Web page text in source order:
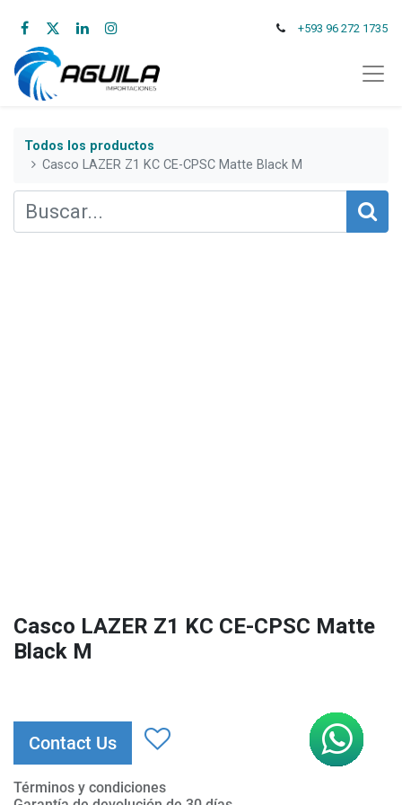
+593 96 272 1735
Todos los productos
Casco LAZER Z1 KC CE-CPSC Matte Black M
Casco LAZER Z1 KC CE-CPSC Matte
Black M
Contact Us
Términos y condiciones